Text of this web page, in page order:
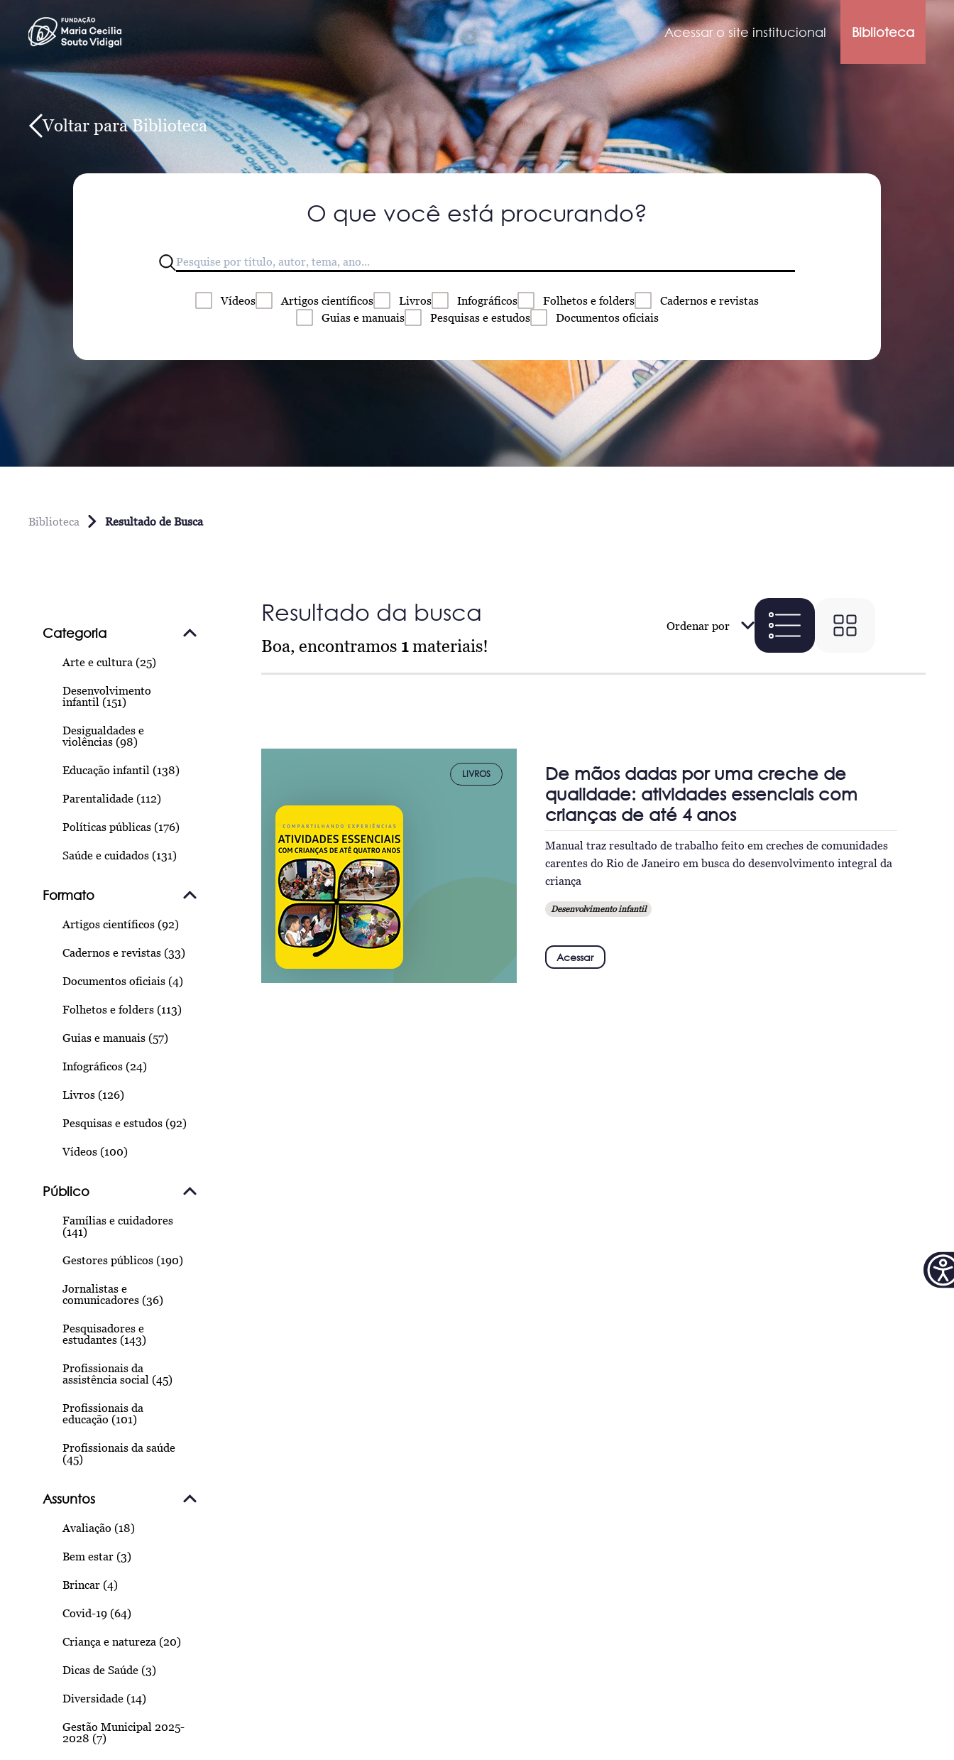
Acessar o site institucional Biblioteca
Voltar para Biblioteca
O que você está procurando?
Vídeos Artigos científicos Livros Infográficos Folhetos e folders Cadernos e revistas
Guias e manuais Pesquisas e estudos Documentos oficiais
Biblioteca Resultado de Busca
Categoria
Arte e cultura (25)
Desenvolvimento
infantil (151)
Desigualdades e
violências (98)
Educação infantil (138)
Parentalidade (112)
Políticas públicas (176)
Saúde e cuidados (131)
Formato
Artigos científicos (92)
Cadernos e revistas (33)
Documentos oficiais (4)
Folhetos e folders (113)
Guias e manuais (57)
Infográficos (24)
Livros (126)
Pesquisas e estudos (92)
Vídeos (100)
Público
Famílias e cuidadores
(141)
Gestores públicos (190)
Jornalistas e
comunicadores (36)
Pesquisadores e
estudantes (143)
Profissionais da
assistência social (45)
Profissionais da
educação (101)
Profissionais da saúde
(45)
Assuntos
Avaliação (18)
Bem estar (3)
Brincar (4)
Covid-19 (64)
Criança e natureza (20)
Dicas de Saúde (3)
Diversidade (14)
Gestão Municipal 2025-
2028 (7)
Resultado da busca
Boa, encontramos 1materiais!
Ordenar por
LIVROS
De mãos dadas por uma creche de
qualidade: atividades essenciais com
crianças de até 4 anos
Manual traz resultado de trabalho feito em creches de comunidades
carentes do Rio de Janeiro em busca do desenvolvimento integral da
criança
Desenvolvimento infantil
Acessar